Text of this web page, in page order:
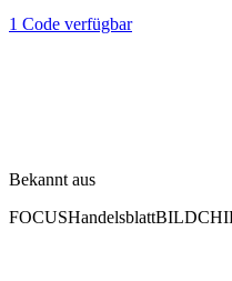
1 Code verfügbar
Bekannt aus
FOCUSHandelsblattBILD